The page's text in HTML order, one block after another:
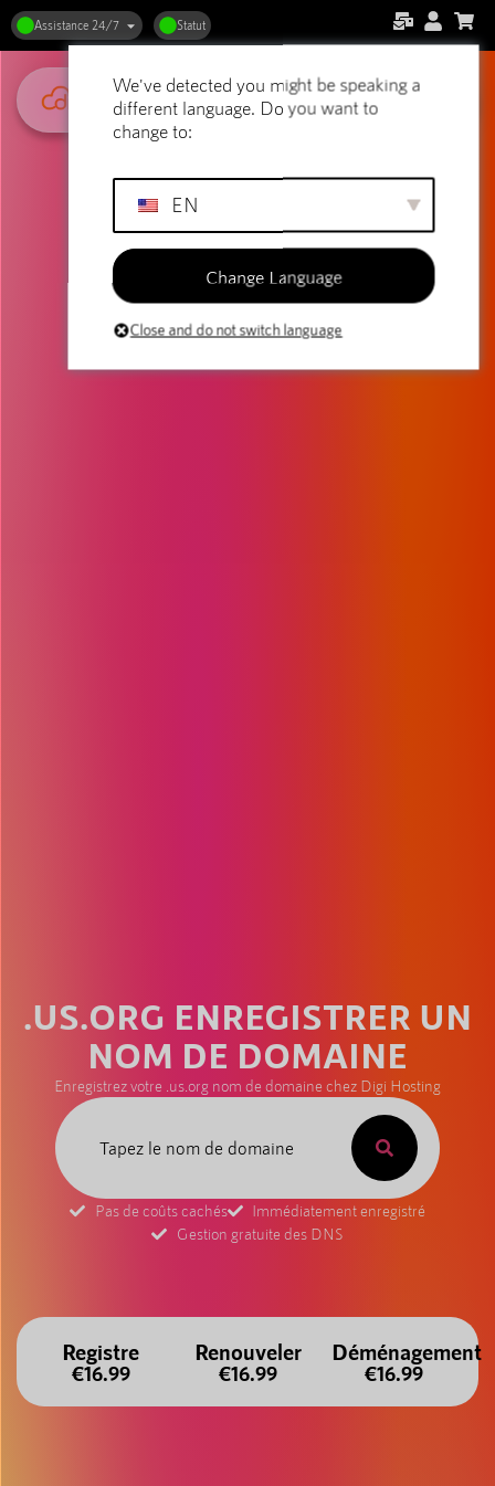
Assistance 24/7 Statut
.US.ORG ENREGISTRER UN
NOM DE DOMAINE
Enregistrez votre .us.org nom de domaine chez Digi Hosting
Pas de coûts cachés
Immédiatement enregistré
Gestion gratuite des DNS
Registre
€16.99
Renouveler
€16.99
Déménagement
€16.99
We've detected you might be speaking a
different language. Do you want to
change to:
EN
Change Language
Close and do not switch language